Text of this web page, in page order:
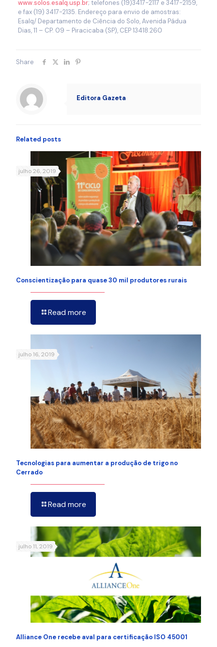
www.solos.esalq.usp.br; telefones (19)3417-2117 e 3417-2159,
e fax (19) 3417-2135. Endereço para envio de amostras:
Esalq/ Departamento de Ciência do Solo, Avenida Pádua
Dias, 11 – CP. 09 – Piracicaba (SP), CEP 13418.260
Share
Editora Gazeta
Related posts
julho 26, 2019
Conscientização para quase 30 mil produtores rurais
Read more
julho 16, 2019
Tecnologias para aumentar a produção de trigo no
Cerrado
Read more
julho 11, 2019
Alliance One recebe aval para certificação ISO 45001